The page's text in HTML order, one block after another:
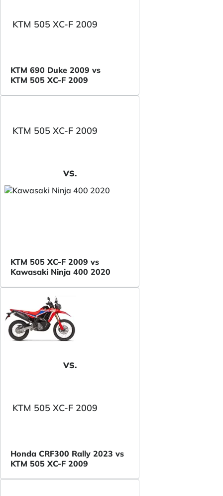
KTM 505 XC-F 2009
KTM 690 Duke 2009 vs
KTM 505 XC-F 2009
KTM 505 XC-F 2009
VS.
KTM 505 XC-F 2009 vs
Kawasaki Ninja 400 2020
VS.
KTM 505 XC-F 2009
Honda CRF300 Rally 2023 vs
KTM 505 XC-F 2009